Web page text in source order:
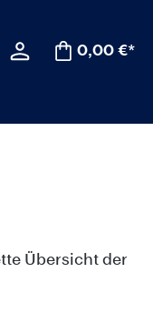
0,00 €*
Übersicht der